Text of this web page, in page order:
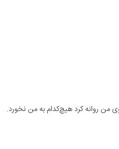
من روانه کرد هیچ‌کدام به من نخورد.